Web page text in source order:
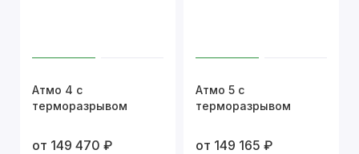
Атмо 4 с
терморазрывом
от 149 470 ₽
Атмо 5 с
терморазрывом
от 149 165 ₽